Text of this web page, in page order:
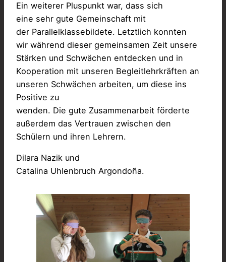
Ein weiterer Pluspunkt war, dass sich
eine sehr gute Gemeinschaft mit
der Parallelklassebildete. Letztlich konnten
wir während dieser gemeinsamen Zeit unsere
Stärken und Schwächen entdecken und in
Kooperation mit unseren Begleitlehrkräften an
unseren Schwächen arbeiten, um diese ins
Positive zu
wenden. Die gute Zusammenarbeit förderte
außerdem das Vertrauen zwischen den
Schülern und ihren Lehrern.
Dilara Nazik und
Catalina Uhlenbruch Argondoña.